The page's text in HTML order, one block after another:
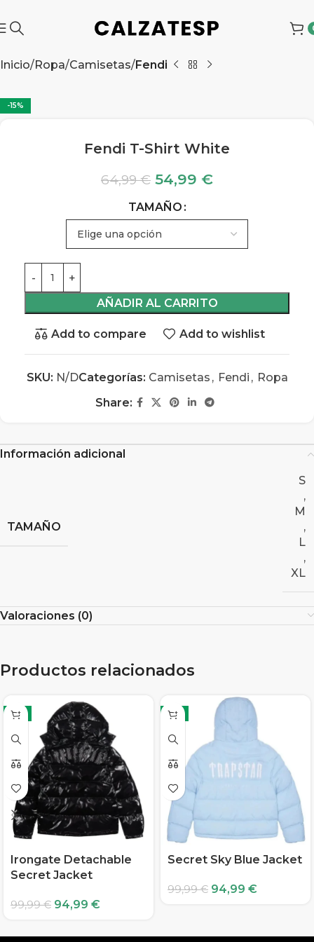
Inicio Ropa Camisetas Fendi
-15%
Fendi T-Shirt White
64,99€ 54,99 €
TAMAÑO
AÑADIR AL CARRITO
Add to compare Add to wishlist
SKU: N/DCategorías: Camisetas , Fendi , Ropa
Share:
Información adicional
TAMAÑO
S
,
M
,
L
,
XL
Valoraciones (0)
Productos relacionados
-5%
Irongate Detachable
Secret Jacket
99,99€ 94,99 €
-5%
Secret Sky Blue Jacket
99,99€ 94,99 €